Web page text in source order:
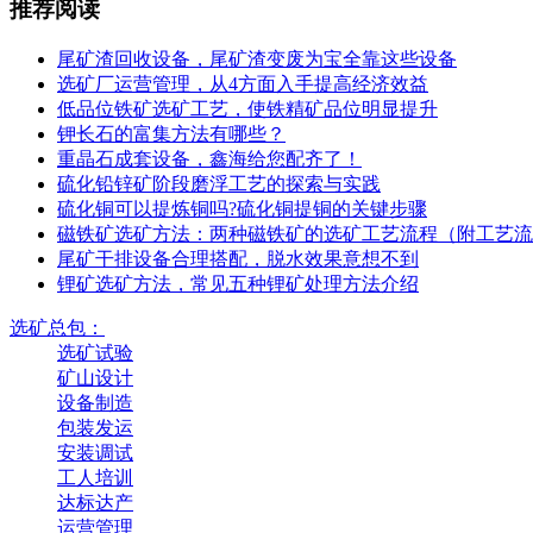
推荐阅读
尾矿渣回收设备，尾矿渣变废为宝全靠这些设备
选矿厂运营管理，从4方面入手提高经济效益
低品位铁矿选矿工艺，使铁精矿品位明显提升
钾长石的富集方法有哪些？
重晶石成套设备，鑫海给您配齐了！
硫化铅锌矿阶段磨浮工艺的探索与实践
硫化铜可以提炼铜吗?硫化铜提铜的关键步骤
磁铁矿选矿方法：两种磁铁矿的选矿工艺流程（附工艺
尾矿干排设备合理搭配，脱水效果意想不到
锂矿选矿方法，常见五种锂矿处理方法介绍
选矿总包：
选矿试验
矿山设计
设备制造
包装发运
安装调试
工人培训
达标达产
运营管理